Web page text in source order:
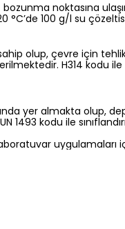
bozunma noktasına
100 g/l su
olup, çevre için
H314 kodu
yer almakta olup,
1493 kodu ile
uygulamaları